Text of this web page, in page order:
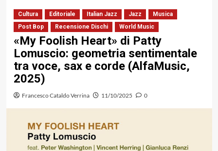
Cultura Editoriale Italian Jazz Jazz
Musica
Post Bop
Recensione Dischi World Music
«My Foolish Heart» di Patty
Lomuscio: geometria sentimentale
tra voce, sax e corde (AlfaMusic,
2025)
Francesco Cataldo Verrina 11/10/2025 0